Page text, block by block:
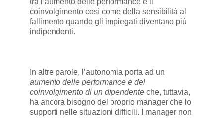
tra l’aumento delle performance e il
coinvolgimento così come della sensibilità al
fallimento quando gli impiegati diventano più
indipendenti.
In altre parole, l’autonomia porta ad un
aumento delle performance e del
coinvolgimento di un dipendenteche, tuttavia,
ha ancora bisogno del proprio manager che lo
supporti nelle situazioni difficili. I manager non